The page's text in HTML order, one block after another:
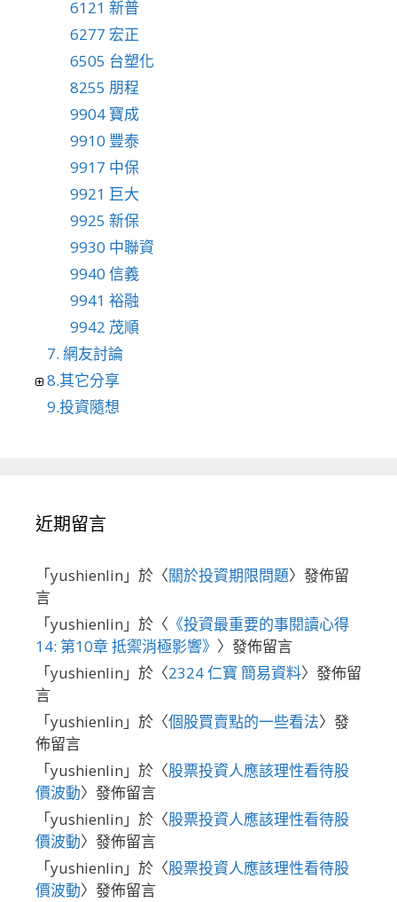
6121 新普
6277 宏正
6505 台塑化
8255 朋程
9904 寶成
9910 豐泰
9917 中保
9921 巨大
9925 新保
9930 中聯資
9940 信義
9941 裕融
9942 茂順
7. 網友討論
8.其它分享
9.投資隨想
近期留言
「yushienlin 」於〈關於投資期限問題〉發佈留
言
「yushienlin 」於〈 《投資最重要的事閱讀心得
14: 第10章 抵禦消極影響》 〉發佈留言
「yushienlin 」於〈2324 仁寶 簡易資料〉發佈留
言
「yushienlin 」於〈個股買賣點的一些看法〉發
佈留言
「yushienlin 」於〈股票投資人應該理性看待股
價波動〉發佈留言
「yushienlin 」於〈股票投資人應該理性看待股
價波動〉發佈留言
「yushienlin 」於〈股票投資人應該理性看待股
價波動〉發佈留言